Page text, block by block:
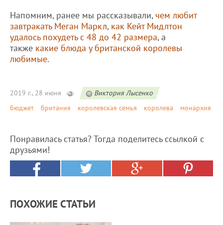
Напомним, ранее мы рассказывали, чем любит
завтракать Меган Маркл, как Кейт Мидлтон
удалось похудеть с 48 до 42 размера, а
также какие блюда у британской королевы
любимые.
2019 г., 28 июня
Виктория Лысенко
бюджет
британия королевская семья королева монархия
Понравилась статья? Тогда поделитесь ссылкой с
друзьями!
ПОХОЖИЕ СТАТЬИ